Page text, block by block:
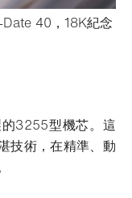
40，18K紀念
3255型機芯。這
技術，在精準、動